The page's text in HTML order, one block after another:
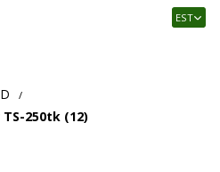
EST
/
250tk (12)